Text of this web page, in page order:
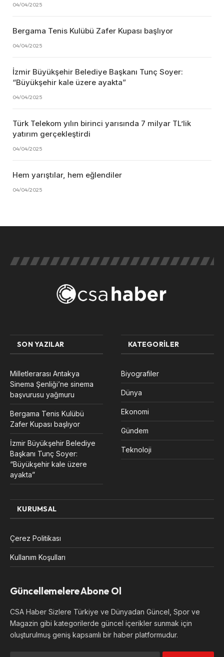
04/04/2025
Bergama Tenis Kulübü Zafer Kupası başlıyor
04/04/2025
İzmir Büyükşehir Belediye Başkanı Tunç Soyer:
“Büyükşehir kale üzere ayakta”
04/04/2025
Türk Telekom yılın birinci yarısında 7 milyar TL’lik
yatırım gerçekleştirdi
04/04/2025
Hem yarıştılar, hem eğlendiler
04/04/2025
SON YAZILAR
Milletlerarası Antakya
Sinema Şenliği’ne sinema
başvurusu yağmuru
Bergama Tenis Kulübü
Zafer Kupası başlıyor
İzmir Büyükşehir Belediye
Başkanı Tunç Soyer:
“Büyükşehir kale üzere
ayakta”
KATEGORILER
Biyografiler
Dünya
Ekonomi
Gündem
Teknoloji
KURUMSAL
Çerez Politikası
Kullanım Koşulları
Güncellemelere Abone Ol
CSA Haber Sizlere Türkiye ve Dünyadan Güncel, Spor ve
Magazin gibi kategorilerde güncel içerikler sunmak için
oluşturulmuş geniş kapsamlı bir haber platformudur.